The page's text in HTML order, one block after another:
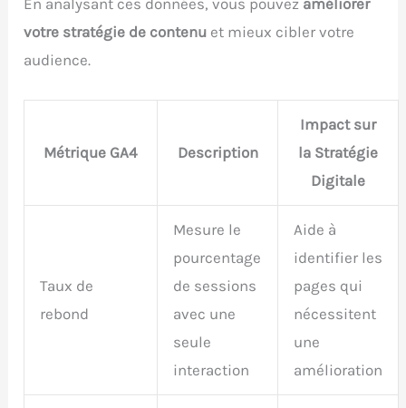
En analysant ces données, vous pouvez améliorer
votre stratégie de contenu et mieux cibler votre
audience.
Métrique GA4 Description
Impact sur
la Stratégie
Digitale
Taux de
rebond
Mesure le
pourcentage
de sessions
avec une
seule
interaction
Aide à
identifier les
pages qui
nécessitent
une
amélioration